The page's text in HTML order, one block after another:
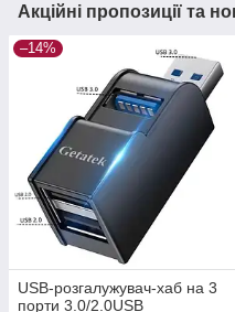
Акційні пропозиції та
–14%
USB-розгалужувач-хаб на 3
порти 3.0/2.0USB